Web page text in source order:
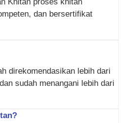
Khitan proses khitan
dan bersertifikat
direkomendasikan lebih dari
sudah menangani lebih dari